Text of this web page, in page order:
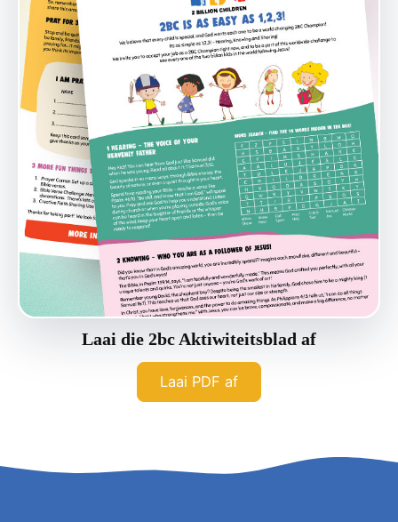
Laai die 2bc Aktiwiteitsblad af
Laai PDF af